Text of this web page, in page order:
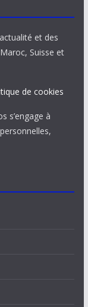
et des
Suisse et
de cookies
s’engage à